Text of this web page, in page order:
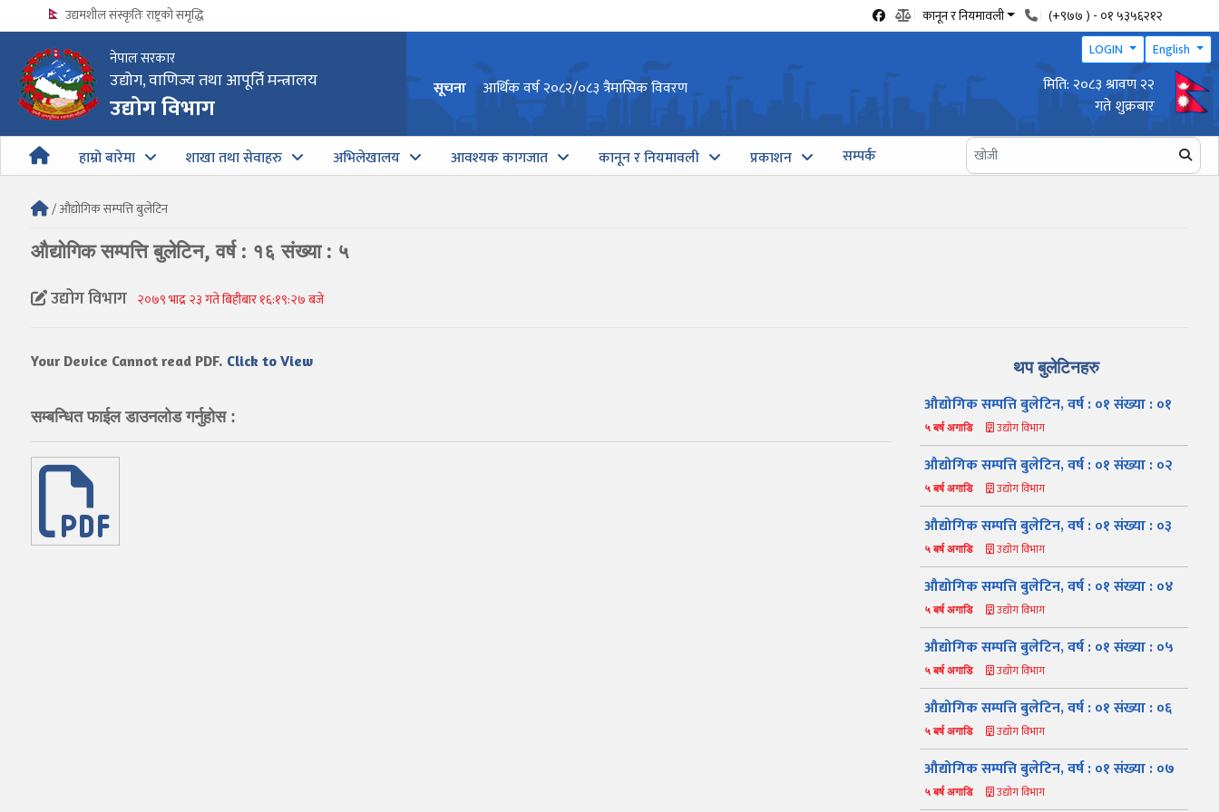
उद्यमशील संस्कृतिः राष्ट्रको समृद्धि कानून र नियमावली (+९७७ ) - ०१ ५३५६२१२
नेपाल सरकार
उद्योग, वाणिज्य तथा आपूर्ति मन्त्रालय
उद्योग विभाग
LOGIN English
सूचना
उद्योग विभागको अत्यन्त जरुरी सूचना आर्थिक वर्ष २०८२/०८३ त्रैमासिक विवरण वार्षिक उद्योग प्रगति प्रतिवेदन पेश गर्ने सम्बन्धी सूचना
मिति: २०८३ श्रावण २२
गते शुक्रबार
हाम्रो बारेमा शाखा तथा सेवाहरु अभिलेखालय आवश्यक कागजात कानून र नियमावली प्रकाशन सम्पर्क
/ औद्योगिक सम्पत्ति बुलेटिन
औद्योगिक सम्पत्ति बुलेटिन, वर्ष : १६ संख्या : ५
उद्योग विभाग २०७९ भाद्र २३ गते बिहीबार १६:१९:२७ बजे
Your Device Cannot read PDF. Click to View
सम्बन्धित फाईल डाउनलोड गर्नुहोस :
थप बुलेटिनहरु
औद्योगिक सम्पत्ति बुलेटिन, वर्ष : ०१ संख्या : ०१
५ बर्ष अगाडि उद्योग विभाग
औद्योगिक सम्पत्ति बुलेटिन, वर्ष : ०१ संख्या : ०२
५ बर्ष अगाडि उद्योग विभाग
औद्योगिक सम्पत्ति बुलेटिन, वर्ष : ०१ संख्या : ०३
५ बर्ष अगाडि उद्योग विभाग
औद्योगिक सम्पत्ति बुलेटिन, वर्ष : ०१ संख्या : ०४
५ बर्ष अगाडि उद्योग विभाग
औद्योगिक सम्पत्ति बुलेटिन, वर्ष : ०१ संख्या : ०५
५ बर्ष अगाडि उद्योग विभाग
औद्योगिक सम्पत्ति बुलेटिन, वर्ष : ०१ संख्या : ०६
५ बर्ष अगाडि उद्योग विभाग
औद्योगिक सम्पत्ति बुलेटिन, वर्ष : ०१ संख्या : ०७
५ बर्ष अगाडि उद्योग विभाग